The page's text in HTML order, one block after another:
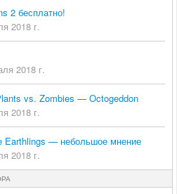
2 бесплатно!
2018 г.
2018 г.
vs. Zombies — Octogeddon
2018 г.
Earthlings — небольшое мнение
2018 г.